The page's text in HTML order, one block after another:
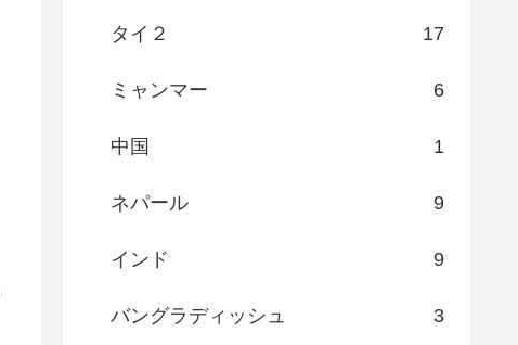
タイ２ 17
ミャンマー 6
中国 1
ネパール 9
インド 9
バングラディッシュ 3